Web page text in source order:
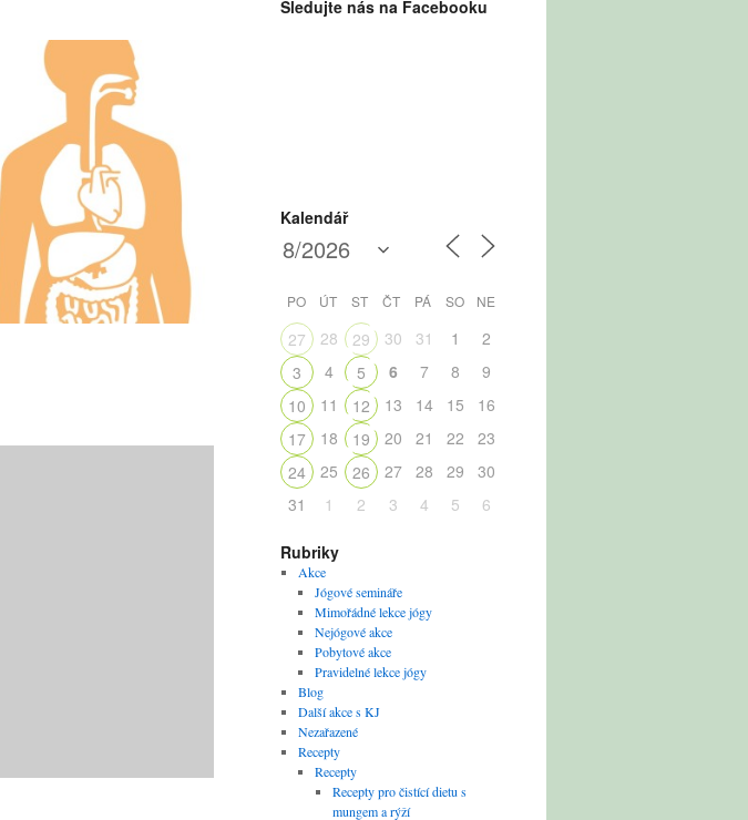
Sledujte nás na Facebooku
Kalendář
PO ÚT ST ČT PÁ SO NE
27 28 29 30 31 1
2
3
4 5 6 7 8
9
10
11 12 13 14 15
16
17
18 19 20 21 22
23
24
25 26 27 28 29
30
31
1 2 3 4 5 6
Rubriky
Akce
Jógové semináře
Mimořádné lekce jógy
Nejógové akce
Pobytové akce
Pravidelné lekce jógy
Blog
Další akce s KJ
Nezařazené
Recepty
Recepty
Recepty pro čistící dietu s
mungem a rýží